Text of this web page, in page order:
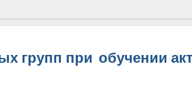
групп при обучении